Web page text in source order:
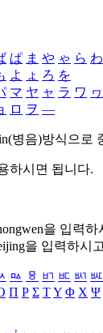
ぱ ま や ゃ ら わ
よ ょ ろ を
マ ヤ ャ ラ ワ ヮ
ロ ヲ ―
병음)방식으로
하시면 됩니다.
을 입력하
을 입력하시
ㅰ ㅱ ㅲ ㅳ ㅴ ㅵ
Π Ρ Σ ΤΥ Φ Χ Ψ